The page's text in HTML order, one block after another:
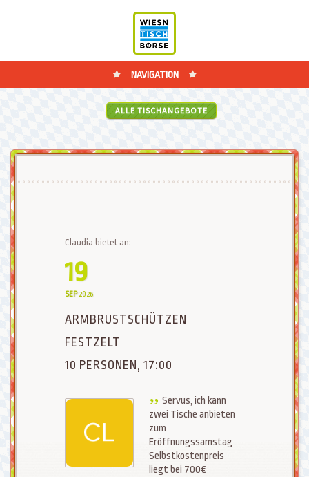
NAVIGATION
ALLE TISCHANGEBOTE
Claudia bietet an:
19
SEP 2026
ARMBRUSTSCHÜTZEN
FESTZELT
10 PERSONEN, 17:00
Servus, ich kann
zwei Tische anbieten
zum
Eröffnungssamstag
Selbstkostenpreis
liegt bei 700€